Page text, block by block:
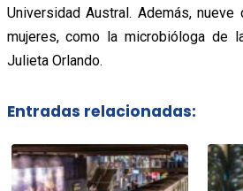
Universidad Austral. Además,
mujeres, como la microbióloga de
Julieta Orlando.
Entradas relacionadas: